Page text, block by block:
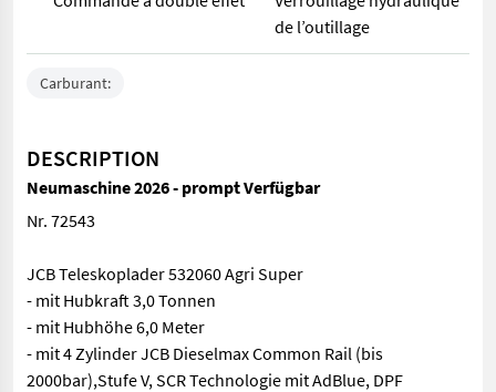
de l’outillage
Carburant:
DESCRIPTION
Neumaschine 2026 - prompt Verfügbar
Nr. 72543
JCB Teleskoplader 532060 Agri Super
- mit Hubkraft 3,0 Tonnen
- mit Hubhöhe 6,0 Meter
- mit 4 Zylinder JCB Dieselmax Common Rail (bis
2000bar),Stufe V, SCR Technologie mit AdBlue, DPF